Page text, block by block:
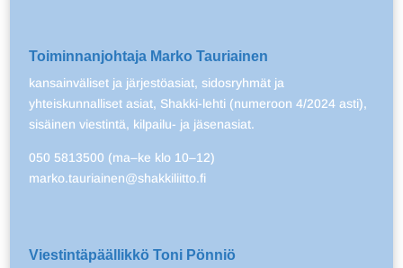
Toiminnanjohtaja Marko Tauriainen
kansainväliset ja järjestöasiat, sidosryhmät ja
yhteiskunnalliset asiat, Shakki-lehti (numeroon 4/2024 asti),
sisäinen viestintä, kilpailu- ja jäsenasiat.
050 5813500 (ma–ke klo 10–12)
marko.tauriainen@shakkiliitto.fi
Viestintäpäällikkö Toni Pönniö